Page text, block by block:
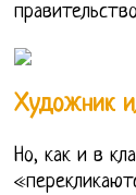
Художник
Но, как и в